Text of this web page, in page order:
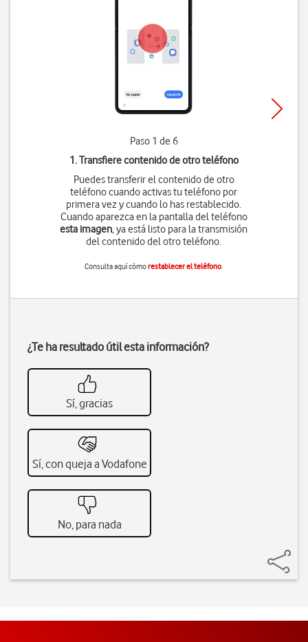
Paso 1 de 6
1. Transfiere contenido de otro teléfono
Puedes transferir el contenido de otro
teléfono cuando activas tu teléfono por
primera vez y cuando lo has restablecido.
Cuando aparezca en la pantalla del teléfono
esta imagen, ya está listo para la transmisión
del contenido del otro teléfono.
Consulta aquí cómorestablecer el teléfono.
¿Te ha resultado útil esta información?
Sí, gracias
Sí, con queja a Vodafone
No, para nada